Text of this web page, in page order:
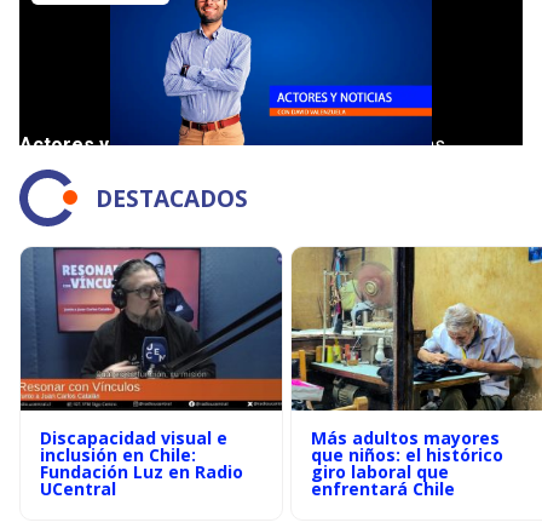
DESTACADOS
Discapacidad visual e
inclusión en Chile:
Fundación Luz en Radio
UCentral
Más adultos mayores
que niños: el histórico
giro laboral que
enfrentará Chile